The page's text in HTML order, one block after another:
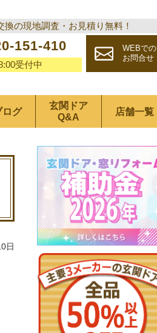
換の現地調査・お見積り無料！
151-410
受付中
WEBでの
お問合せ
ログ
玄関ドア
Q&A
店舗一覧
日